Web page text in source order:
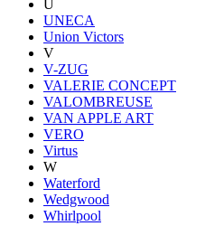
U
UNECA
Union Victors
V
V-ZUG
VALERIE CONCEPT
VALOMBREUSE
VAN APPLE ART
VERO
Virtus
W
Waterford
Wedgwood
Whirlpool